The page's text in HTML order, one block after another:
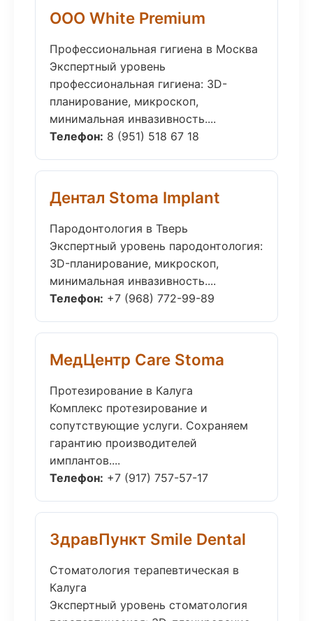
ООО White Premium
Профессиональная гигиена в Москва
Экспертный уровень
профессиональная гигиена: 3D-
планирование, микроскоп,
минимальная инвазивность....
Телефон: 8 (951) 518 67 18
Дентал Stoma Implant
Пародонтология в Тверь
Экспертный уровень пародонтология:
3D-планирование, микроскоп,
минимальная инвазивность....
Телефон: +7 (968) 772-99-89
МедЦентр Care Stoma
Протезирование в Калуга
Комплекс протезирование и
сопутствующие услуги. Сохраняем
гарантию производителей
имплантов....
Телефон: +7 (917) 757-57-17
ЗдравПункт Smile Dental
Стоматология терапевтическая в
Калуга
Экспертный уровень стоматология